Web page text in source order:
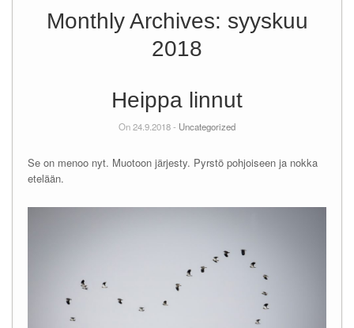
Monthly Archives: syyskuu
2018
Heippa linnut
On 24.9.2018 - Uncategorized
Se on menoo nyt. Muotoon järjesty. Pyrstö pohjoiseen ja nokka
etelään.